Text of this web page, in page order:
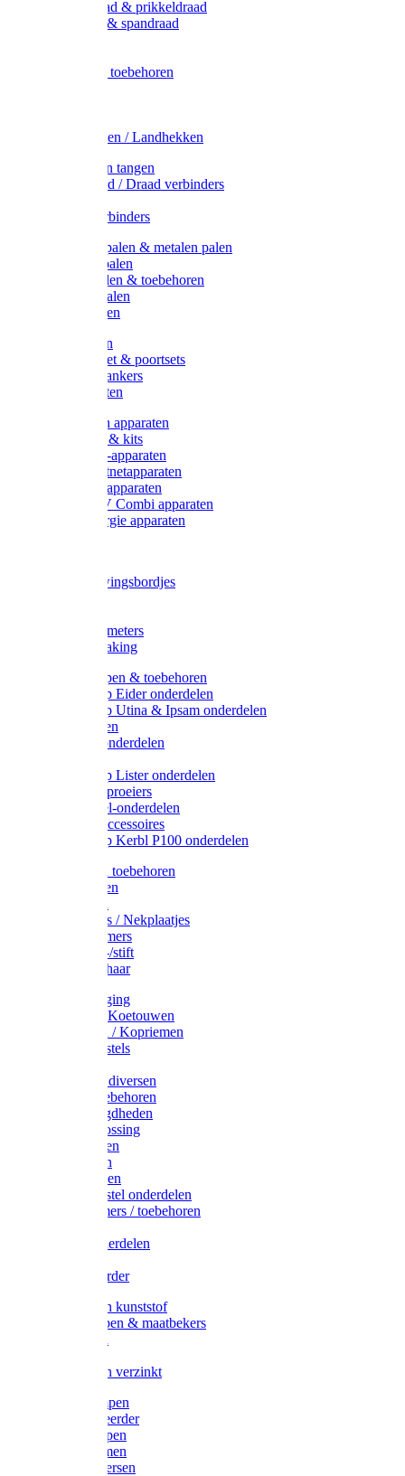
Metaal draad & prikkeldraad
Binddraad & spandraad
Afrasternet toebehoren
Weidehekken / Landhekken
Spanners en tangen
Lint / Koord / Draad verbinders
Litzclip verbinders
Recycling palen & metalen palen
Kunststof palen
T-Post t-palen & toebehoren
Glasfiber palen
Houten palen
Poortgrepen
Doorgangset & poortsets
Poortgreepankers
Weidepoorten
Onderdelen apparaten
Starter sets & kits
9V Batterij-apparaten
230V Lichtnetapparaten
12V Accu-apparaten
230V / 12V Combi apparaten
Zonne-energie apparaten
Waarschuwingsbordjes
Wegers en meters
Video bewaking
Weidepompen & toebehoren
Weidepomp Eider onderdelen
Weidepomp Utina & Ipsam onderdelen
Drinkbakken
Drinkbak onderdelen
Weidepomp Lister onderdelen
Nippels / Sproeiers
Drinknippel-onderdelen
Drinkbak accessoires
Weidepomp Kerbl P100 onderdelen
Oormerken toebehoren
Enkelbanden
Halsplaatjes / Nekplaatjes
Kokernummers
Merkspray-/stift
Veemerkschaar
Uierverzorging
Halsters & Koetouwen
Halsriemen / Kopriemen
Koerugborstels
Koe / Stier diversen
Melkers toebehoren
Stalbenodigdheden
Kalververlossing
Stierenringen
Onthoornen
Kalverflessen
Koerugborstel onderdelen
Kalveremmers / toebehoren
Koelift onderdelen
Uieronthaarder
Voerbakken kunststof
Voerscheppen & maatbekers
Voerbakken verzinkt
Warmtelampen
Staartcoupeerder
Biggenkappen
Neuskrammen
Varken diversen